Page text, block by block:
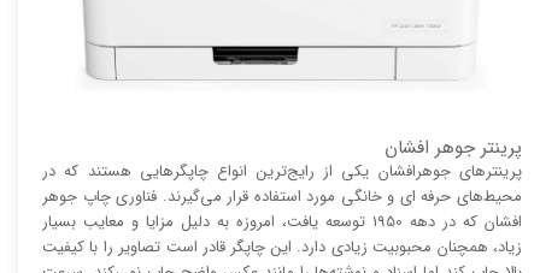
پرینتر جوهر افشان
پرینتر‌های جوهرافشان یکی از رایج‌ترین انواع چاپگر‌هایی هستند که در
محیط‌های حرفه ای و خانگی مورد استفاده قرار می‌گیرند. فناوری چاپ جوهر
افشان که در دهه 1950 توسعه یافت، امروزه به دلیل مزایا و معایب بسیار
زیاد، همچنان محبوبیت زیادی دارد. این چاپگر قادر است تصاویر را با کیفیت